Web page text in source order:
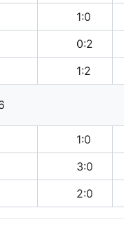
1:0
0:2
1:2
1:0
3:0
2:0